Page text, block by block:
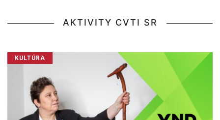
AKTIVITY CVTI SR
KULTÚRA